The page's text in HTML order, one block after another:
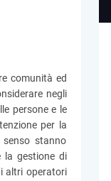
comunità ed
negli
persone e le
per la
stanno
la gestione di
altri operatori